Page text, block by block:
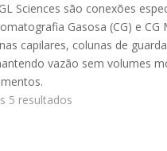
Sciences são conexões
Gasosa (CG) e CG
capilares, colunas de
vazão sem volumes
5 resultados